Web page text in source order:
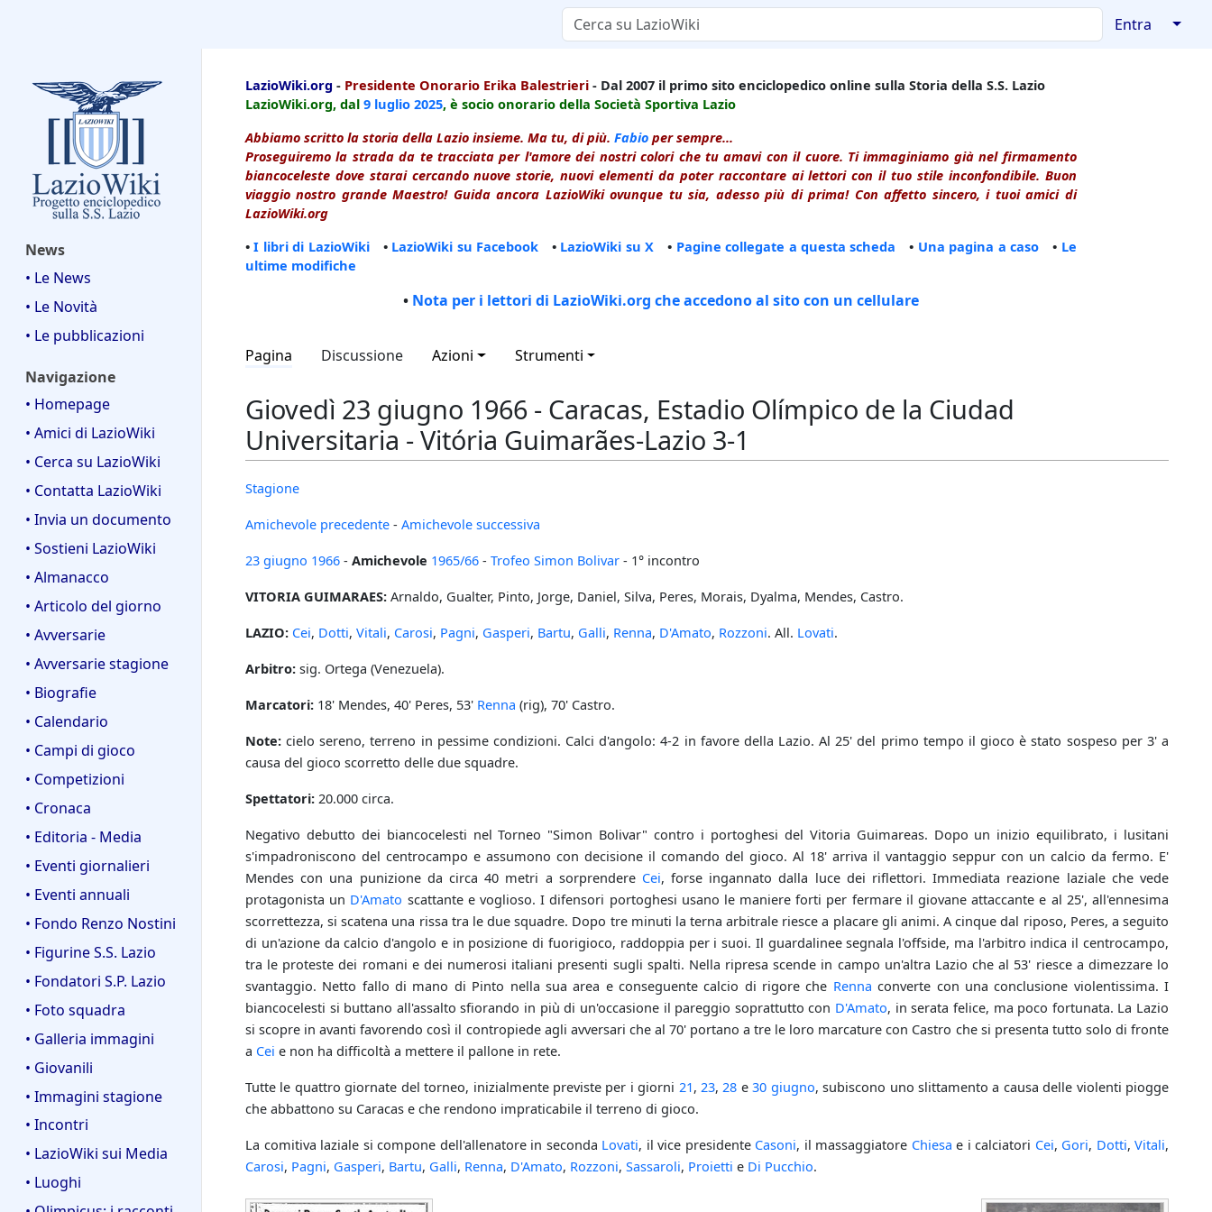
Entra ↓
News
• Le News
• Le Novità
• Le pubblicazioni
Navigazione
• Homepage
• Amici di LazioWiki
• Cerca su LazioWiki
• Contatta LazioWiki
• Invia un documento
• Sostieni LazioWiki
• Almanacco
• Articolo del giorno
• Avversarie
• Avversarie stagione
• Biografie
• Calendario
• Campi di gioco
• Competizioni
• Cronaca
• Editoria - Media
• Eventi giornalieri
• Eventi annuali
• Fondo Renzo Nostini
• Figurine S.S. Lazio
• Fondatori S.P. Lazio
• Foto squadra
• Galleria immagini
• Giovanili
• Immagini stagione
• Incontri
• LazioWiki sui Media
• Luoghi
LazioWiki.org - Presidente Onorario Erika Balestrieri - Dal 2007 il primo sito enciclopedico online sulla Storia della S.S. Lazio
LazioWiki.org, dal 9 luglio 2025, è socio onorario della Società Sportiva Lazio
Abbiamo scritto la storia della Lazio insieme. Ma tu, di più. Fabio per sempre...
Proseguiremo la strada da te tracciata per l'amore dei nostri colori che tu amavi con il cuore. Ti immaginiamo già nel firmamento
biancoceleste dove starai cercando nuove storie, nuovi elementi da poter raccontare ai lettori con il tuo stile inconfondibile. Buon
viaggio nostro grande Maestro! Guida ancora LazioWiki ovunque tu sia, adesso più di prima! Con affetto sincero, i tuoi amici di
LazioWiki.org
•I libri di LazioWiki• LazioWiki su Facebook • LazioWiki su X • Pagine collegate a questa scheda • Una pagina a caso • Le
ultime modifiche
• Nota per i lettori di LazioWiki.org che accedono al sito con un cellulare
Pagina Discussione Azioni Strumenti
Giovedì 23 giugno 1966 - Caracas, Estadio Olímpico de la Ciudad
Universitaria - Vitória Guimarães-Lazio 3-1
Stagione
Amichevole precedente - Amichevole successiva
23 giugno 1966 - Amichevole 1965/66 - Trofeo Simon Bolivar - 1° incontro
VITORIA GUIMARAES: Arnaldo, Gualter, Pinto, Jorge, Daniel, Silva, Peres, Morais, Dyalma, Mendes, Castro.
LAZIO: Cei, Dotti, Vitali, Carosi, Pagni, Gasperi, Bartu, Galli, Renna, D'Amato, Rozzoni. All. Lovati.
Arbitro: sig. Ortega (Venezuela).
Marcatori: 18' Mendes, 40' Peres, 53' Renna (rig), 70' Castro.
Note: cielo sereno, terreno in pessime condizioni. Calci d'angolo: 4-2 in favore della Lazio. Al 25' del primo tempo il gioco è stato sospeso per 3' a
causa del gioco scorretto delle due squadre.
Spettatori: 20.000 circa.
Negativo debutto dei biancocelesti nel Torneo "Simon Bolivar" contro i portoghesi del Vitoria Guimareas. Dopo un inizio equilibrato, i lusitani
s'impadroniscono del centrocampo e assumono con decisione il comando del gioco. Al 18' arriva il vantaggio seppur con un calcio da fermo. E'
Mendes con una punizione da circa 40 metri a sorprendere Cei, forse ingannato dalla luce dei riflettori. Immediata reazione laziale che vede
protagonista un D'Amato scattante e voglioso. I difensori portoghesi usano le maniere forti per fermare il giovane attaccante e al 25', all'ennesima
scorrettezza, si scatena una rissa tra le due squadre. Dopo tre minuti la terna arbitrale riesce a placare gli animi. A cinque dal riposo, Peres, a seguito
di un'azione da calcio d'angolo e in posizione di fuorigioco, raddoppia per i suoi. Il guardalinee segnala l'offside, ma l'arbitro indica il centrocampo,
tra le proteste dei romani e dei numerosi italiani presenti sugli spalti. Nella ripresa scende in campo un'altra Lazio che al 53' riesce a dimezzare lo
svantaggio. Netto fallo di mano di Pinto nella sua area e conseguente calcio di rigore che Renna converte con una conclusione violentissima. I
biancocelesti si buttano all'assalto sfiorando in più di un'occasione il pareggio soprattutto con D'Amato, in serata felice, ma poco fortunata. La Lazio
si scopre in avanti favorendo così il contropiede agli avversari che al 70' portano a tre le loro marcature con Castro che si presenta tutto solo di fronte
a Cei e non ha difficoltà a mettere il pallone in rete.
Tutte le quattro giornate del torneo, inizialmente previste per i giorni 21,23,28 e30 giugno, subiscono uno slittamento a causa delle violenti piogge
che abbattono su Caracas e che rendono impraticabile il terreno di gioco.
La comitiva laziale si compone dell'allenatore in seconda Lovati, il vice presidente Casoni, il massaggiatore Chiesa e i calciatori Cei, Gori, Dotti, Vitali,
Carosi, Pagni, Gasperi, Bartu, Galli, Renna, D'Amato, Rozzoni, Sassaroli, Proietti e Di Pucchio.